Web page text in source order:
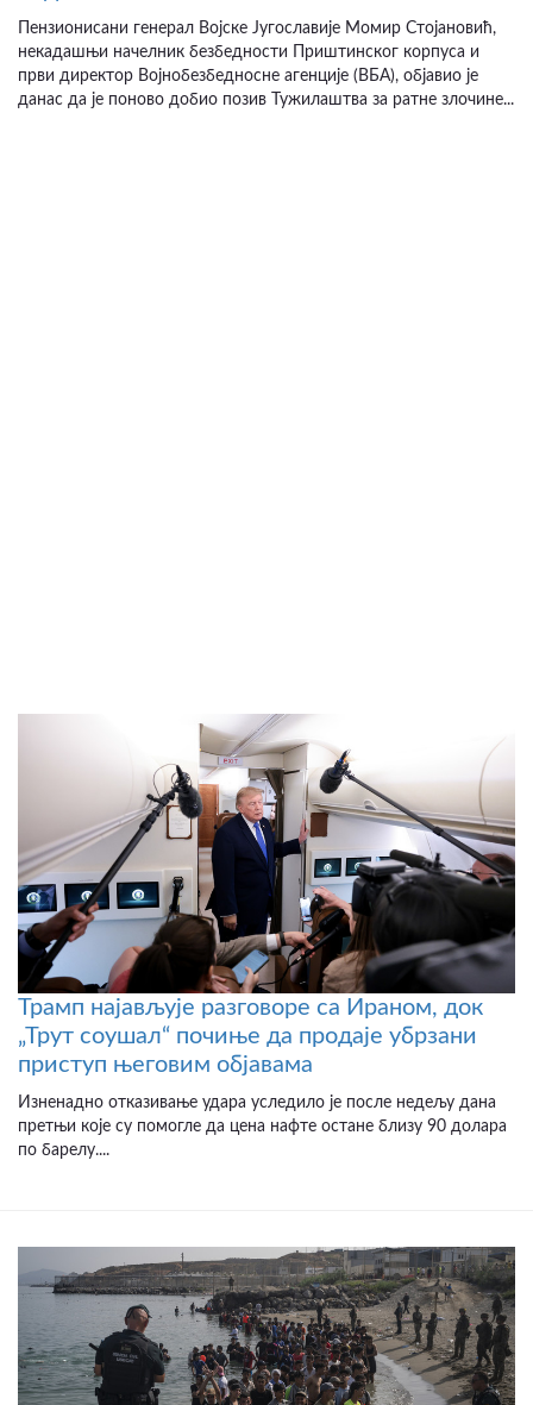
Пензионисани генерал Војске Југославије Момир Стојановић,
некадашњи начелник безбедности Приштинског корпуса и
први директор Војнобезбедносне агенције (ВБА), објавио је
данас да је поново добио позив Тужилаштва за ратне злочине...
Трамп најављује разговоре са Ираном, док
„Трут соушал“ почиње да продаје убрзани
приступ његовим објавама
Изненадно отказивање удара уследило је после недељу дана
претњи које су помогле да цена нафте остане близу 90 долара
по барелу....